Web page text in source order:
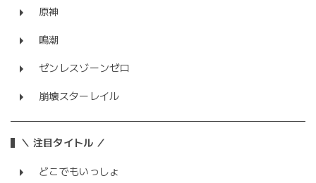
原神
鳴潮
ゼンレスゾーンゼロ
崩壊スターレイル
＼ 注目タイトル ／
どこでもいっしょ